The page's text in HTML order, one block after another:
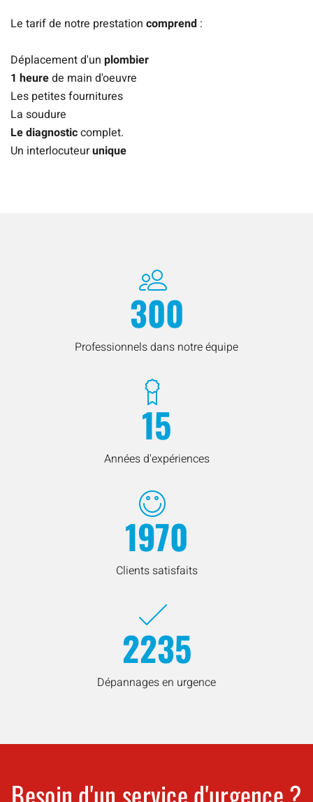
Le tarif de notre prestation comprend :
Déplacement d'un plombier
1 heurede main d'oeuvre
Les petites fournitures
La soudure
Le diagnosticcomplet.
Un interlocuteurunique
300
Professionnels dans notre équipe
15
Années d'expériences
1970
Clients satisfaits
2235
Dépannages en urgence